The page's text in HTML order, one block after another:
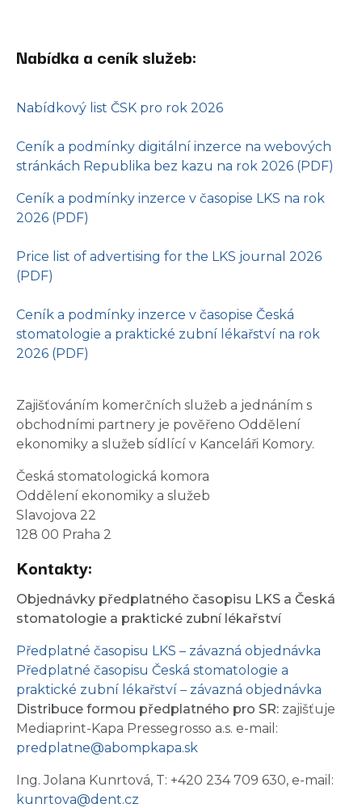
Nabídka a ceník služeb:
Nabídkový list ČSK pro rok 2026
Ceník a podmínky digitální inzerce na webových
stránkách Republika bez kazu na rok 2026 (PDF)
Ceník a podmínky inzerce v časopise LKS na rok
2026 (PDF)
Price list of advertising for the LKS journal 2026
(PDF)
Ceník a podmínky inzerce v časopise Česká
stomatologie a praktické zubní lékařství na rok
2026 (PDF)
Zajišťováním komerčních služeb a jednáním s
obchodními partnery je pověřeno Oddělení
ekonomiky a služeb sídlící v Kanceláři Komory.
Česká stomatologická komora
Oddělení ekonomiky a služeb
Slavojova 22
128 00 Praha 2
Kontakty:
Objednávky předplatného časopisu LKS a Česká
stomatologie a praktické zubní lékařství
Předplatné časopisu LKS – závazná objednávka
Předplatné časopisu Česká stomatologie a
praktické zubní lékařství – závazná objednávka
Distribuce formou předplatného pro SR: zajišťuje
Mediaprint-Kapa Pressegrosso a.s. e-mail:
predplatne@abompkapa.sk
Ing. Jolana Kunrtová, T: +420 234 709 630, e-mail:
kunrtova@dent.cz